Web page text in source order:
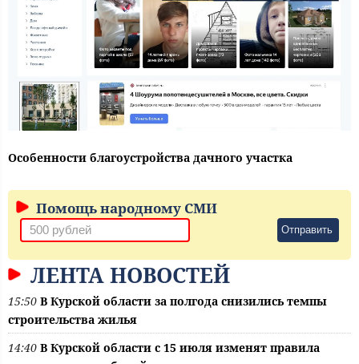
Особенности благоустройства дачного участка
Помощь народному СМИ
Отправить
ЛЕНТА НОВОСТЕЙ
15:50 В Курской области за полгода снизились темпы
строительства жилья
14:40 В Курской области с 15 июля изменят правила